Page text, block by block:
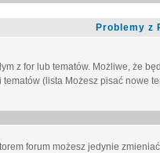
Problemy z
z for lub tematów. Możliwe, że
tematów (lista Możesz pisać nowe
forum możesz jedynie